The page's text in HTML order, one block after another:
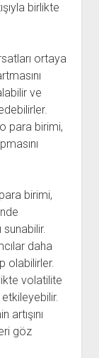
birlikte
ortaya
ve
para birimi,
birimi,
sunabilir.
daha
olabilirler.
volatilite
etkileyebilir.
artışını
göz